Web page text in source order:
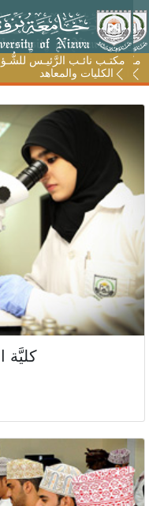
مكتـب نائـب الرَّئيـس للشُّـؤون
الكليات والمعاهد
مكتـب نائـب الرَّئيـس
الكليات والمعاهد
كليَّة